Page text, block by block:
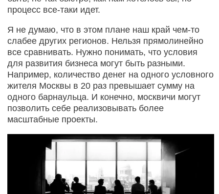
процесс все-таки идет.
Я не думаю, что в этом плане наш край чем-то
слабее других регионов. Нельзя прямолинейно
все сравнивать. Нужно понимать, что условия
для развития бизнеса могут быть разными.
Например, количество денег на одного условного
жителя Москвы в 20 раз превышает сумму на
одного барнаульца. И конечно, москвичи могут
позволить себе реализовывать более
масштабные проекты.